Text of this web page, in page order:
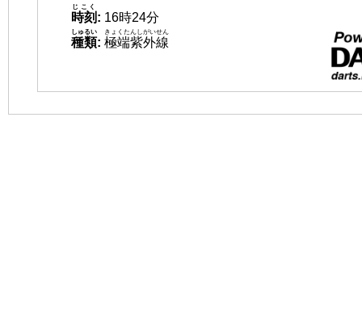
時刻
じこく
: 16時24分
種類
しゅるい
: 極端紫外線
きょくたんしがいせん